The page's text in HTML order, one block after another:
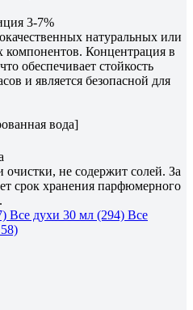
3-7%
натуральных или
Концентрация в
обеспечивает стойкость
и является безопасной для
вода]
не содержит солей. За
срок хранения парфюмерного
Все духи 30 мл (294) Все